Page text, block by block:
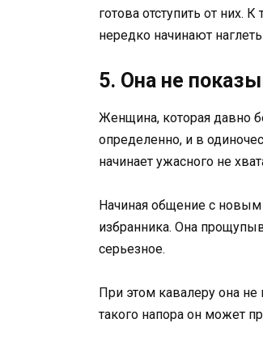
готова отступить от
нередко начинают
5. Она не
Женщина, которая давно
определенно, и в
начинает ужасного не
Начиная общение с
избранника. Она
серьезное.
При этом кавалеру она не
такого напора он может